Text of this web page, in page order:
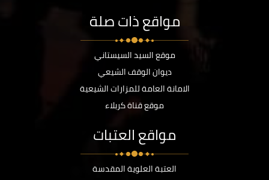
مواقع ذات صلة
موقع السيد السيستاني
ديوان الوقف الشيعي
الامانة العامة للمزارات الشيعية
موقع قناة كربلاء
مواقع العتبات
العتبة العلوية المقدسة